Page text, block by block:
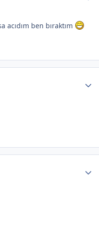
acıdım ben bıraktım